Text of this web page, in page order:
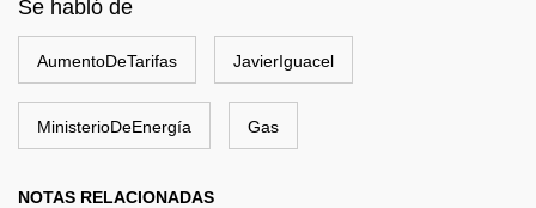
Se habló de
AumentoDeTarifas JavierIguacel
MinisterioDeEnergía Gas
NOTAS RELACIONADAS